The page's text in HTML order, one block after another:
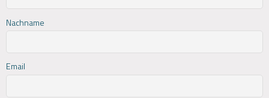
Nachname
Email